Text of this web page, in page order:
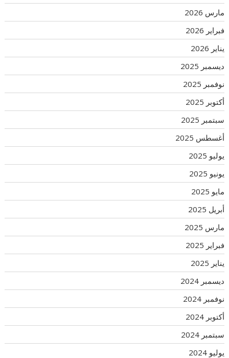
مارس 2026
فبراير 2026
يناير 2026
ديسمبر 2025
نوفمبر 2025
أكتوبر 2025
سبتمبر 2025
أغسطس 2025
يوليو 2025
يونيو 2025
مايو 2025
أبريل 2025
مارس 2025
فبراير 2025
يناير 2025
ديسمبر 2024
نوفمبر 2024
أكتوبر 2024
سبتمبر 2024
يوليو 2024